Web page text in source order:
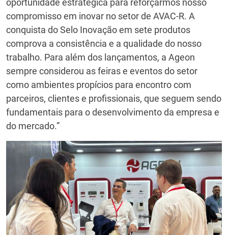
oportunidade estratégica para reforçarmos nosso
compromisso em inovar no setor de AVAC-R. A
conquista do Selo Inovação em sete produtos
comprova a consistência e a qualidade do nosso
trabalho. Para além dos lançamentos, a Ageon
sempre considerou as feiras e eventos do setor
como ambientes propícios para encontro com
parceiros, clientes e profissionais, que seguem sendo
fundamentais para o desenvolvimento da empresa e
do mercado.”